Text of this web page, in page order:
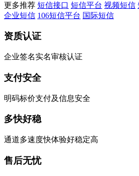
更多推荐 短信接口 短信平台 视频短信
企业短信 106短信平台 国际短信
资质认证
企业签名实名审核认证
支付安全
明码标价支付及信息安全
多快好稳
通道多速度快体验好稳定高
售后无忧